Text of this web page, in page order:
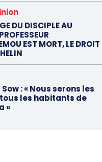
DU DISCIPLE AU
EST MORT, LE DROIT
: « Nous serons les
les habitants de
»